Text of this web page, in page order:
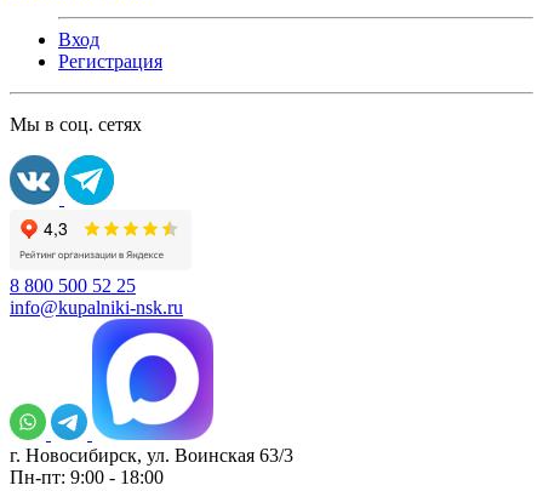
Вход
Регистрация
Мы в соц. сетях
8 800 500 52 25
info@kupalniki-nsk.ru
г. Новосибирск, ул. Воинская 63/3
Пн-пт: 9:00 - 18:00